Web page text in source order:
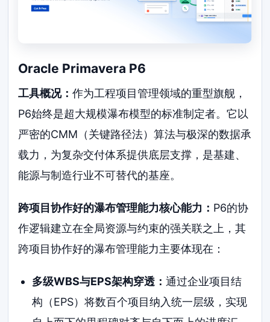
Oracle Primavera P6
工具概况：作为工程项目管理领域的重型旗舰，
P6始终是超大规模瀑布模型的标准制定者。它以
严密的CMM（关键路径法）算法与极深的数据承
载力，为复杂交付体系提供底层支撑，是基建、
能源与制造行业不可替代的基座。
跨项目协作好的瀑布管理能力核心能力： P6的协
作逻辑建立在全局资源与约束的强关联之上，其
跨项目协作好的瀑布管理能力主要体现在：
多级WBS与EPS架构穿透： 通过企业项目结
构（EPS）将数百个项目纳入统一层级，实现